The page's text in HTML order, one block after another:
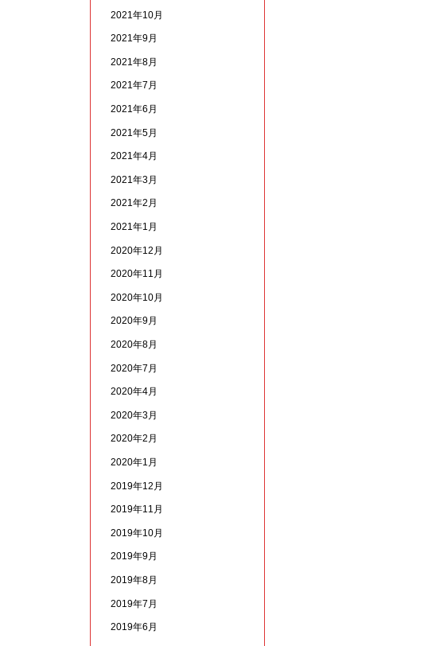
2021年10月
2021年9月
2021年8月
2021年7月
2021年6月
2021年5月
2021年4月
2021年3月
2021年2月
2021年1月
2020年12月
2020年11月
2020年10月
2020年9月
2020年8月
2020年7月
2020年4月
2020年3月
2020年2月
2020年1月
2019年12月
2019年11月
2019年10月
2019年9月
2019年8月
2019年7月
2019年6月